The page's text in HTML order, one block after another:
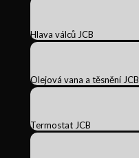
Hlava válců JCB
Olejová vana a těsnění JCB
Termostat JCB